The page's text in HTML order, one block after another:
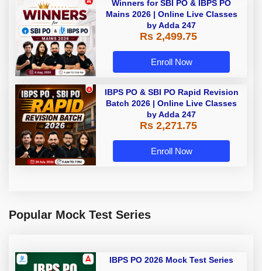
Winners for SBI PO & IBPS PO
Mains 2026 | Online Live Classes
by Adda 247
Rs 2,499.75
Enroll Now
IBPS PO & SBI PO Rapid Revision
Batch 2026 | Online Live Classes
by Adda 247
Rs 2,271.75
Enroll Now
Popular Mock Test Series
IBPS PO 2026 Mock Test Series